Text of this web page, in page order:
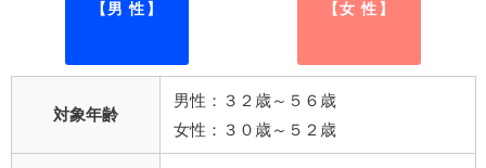
【男 性】 【女 性】
対象年齢
男性：３２歳～５６歳
女性：３０歳～５２歳